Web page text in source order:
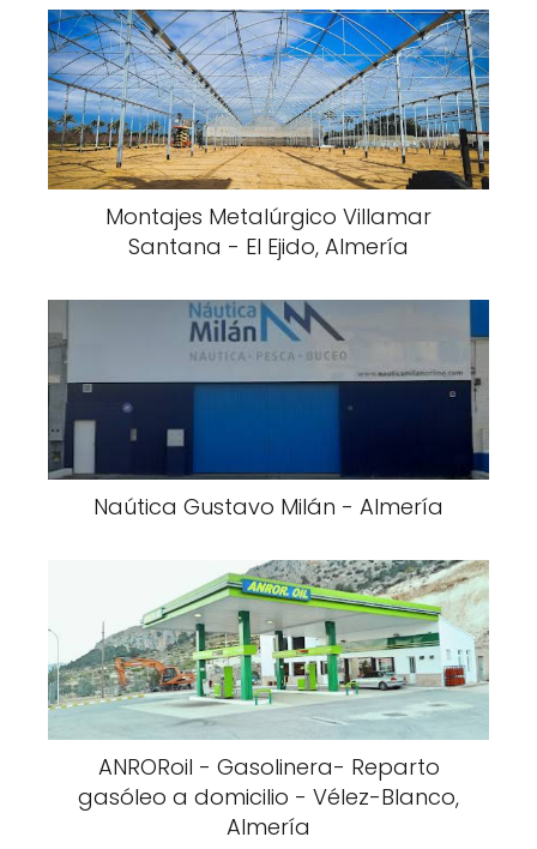
Montajes Metalúrgico Villamar
Santana - El Ejido, Almería
Naútica Gustavo Milán - Almería
ANRORoil - Gasolinera- Reparto
gasóleo a domicilio - Vélez-Blanco,
Almería